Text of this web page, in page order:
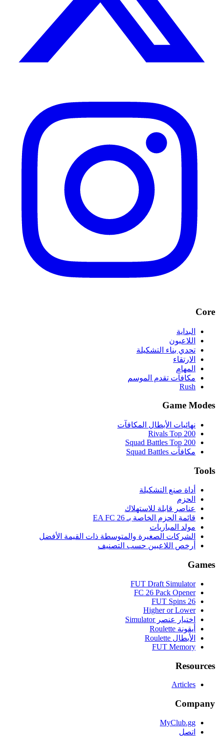
Core
البداية
اللاعبون
تحدي بناء التشكيلة
الارتقاء
المهام
مكافآت تقدم الموسم
Rush
Game Modes
نهائيات الأبطال المكافآت
Rivals Top 200
Squad Battles Top 200
مكافآت Squad Battles
Tools
أداة صنع التشكيلة
الحزم
عناصر قابلة للاستهلاك
قائمة الحزم الخاصة بـ EA FC 26
مولد المباريات
الشركات الصغيرة والمتوسطة ذات القيمة الأفضل
أرخص اللاعبين حسب التصنيف
Games
FUT Draft Simulator
FC 26 Pack Opener
FUT Spins 26
Higher or Lower
اختيار عنصر Simulator
أيقونة Roulette
الأبطال Roulette
FUT Memory
Resources
Articles
Company
MyClub.gg
اتصل